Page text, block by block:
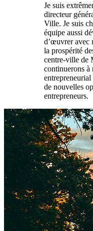
Je suis
directeur
Ville. Je suis
équipe aussi
d’œuvrer avec
la prospérité
centre-ville de
continuerons à
de nouvelles
entrepreneurs.